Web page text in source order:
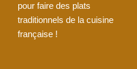
pour faire des plats
traditionnels de la cuisine
française !